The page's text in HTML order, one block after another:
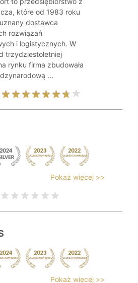
które od 1983 roku
dostawca
rozwiązań
i logistycznych. W
trzydziestoletniej
rynku firma zbudowała
...
Pokaż więcej >>
Pokaż więcej >>